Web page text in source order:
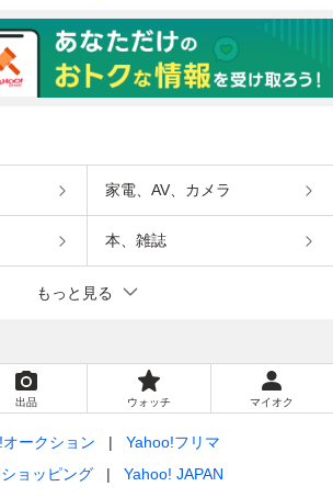
家電、AV、カメラ
本、雑誌
もっと見る
出品 ウォッチ マイオク
ークション
Yahoo!フリマ
ョッピング
Yahoo! JAPAN